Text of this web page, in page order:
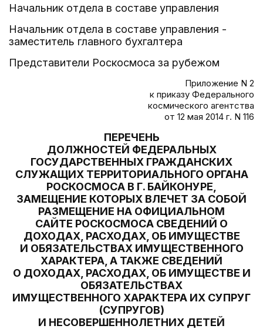
Начальник отдела в составе управления
Начальник отдела в составе управления -
заместитель главного бухгалтера
Представители Роскосмоса за рубежом
Приложение N 2
к приказу Федерального
космического агентства
от 12 мая 2014 г. N 116
ПЕРЕЧЕНЬ
ДОЛЖНОСТЕЙ ФЕДЕРАЛЬНЫХ
ГОСУДАРСТВЕННЫХ ГРАЖДАНСКИХ
СЛУЖАЩИХ ТЕРРИТОРИАЛЬНОГО ОРГАНА
РОСКОСМОСА В Г. БАЙКОНУРЕ,
ЗАМЕЩЕНИЕ КОТОРЫХ ВЛЕЧЕТ ЗА СОБОЙ
РАЗМЕЩЕНИЕ НА ОФИЦИАЛЬНОМ
САЙТЕ РОСКОСМОСА СВЕДЕНИЙ О
ДОХОДАХ, РАСХОДАХ, ОБ ИМУЩЕСТВЕ
И ОБЯЗАТЕЛЬСТВАХ ИМУЩЕСТВЕННОГО
ХАРАКТЕРА, А ТАКЖЕ СВЕДЕНИЙ
О ДОХОДАХ, РАСХОДАХ, ОБ ИМУЩЕСТВЕ И
ОБЯЗАТЕЛЬСТВАХ
ИМУЩЕСТВЕННОГО ХАРАКТЕРА ИХ СУПРУГ
(СУПРУГОВ)
И НЕСОВЕРШЕННОЛЕТНИХ ДЕТЕЙ